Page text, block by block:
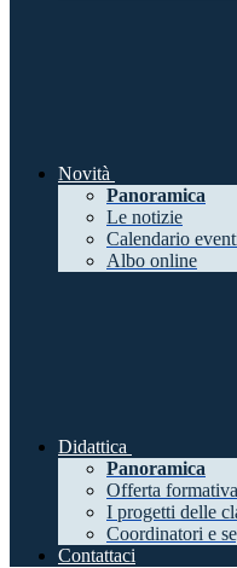
Novità
Panoramica
Le notizie
Calendario
Albo online
Didattica
Panoramica
Offerta formativa
I progetti delle
Coordinatori e
Contattaci